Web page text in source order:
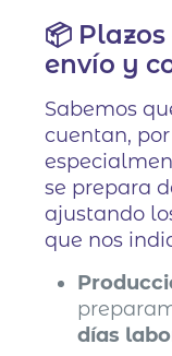
📦
envío y
Sabemos
cuentan,
se prepara
ajustando
que nos
días